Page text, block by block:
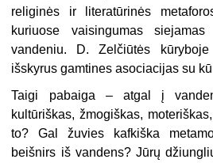
religinės ir literatūrinės
kuriuose vaisingumas
vandeniu. D. Zelčiūtės
išskyrus gamtines asociacijas su
Taigi pabaiga – atgal į
kultūriškas, žmogiškas,
to? Gal žuvies kafkiška
beišnirs iš vandens? Jūrų